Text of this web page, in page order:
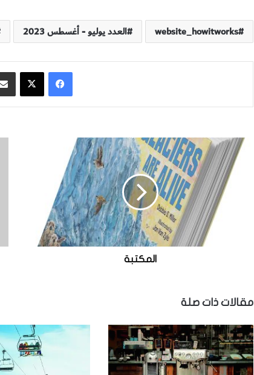
website_howitworks العدد يوليو - أغسطس 2023
فيسبوك ‫X
المكتبة
ع
مقالات ذات صلة